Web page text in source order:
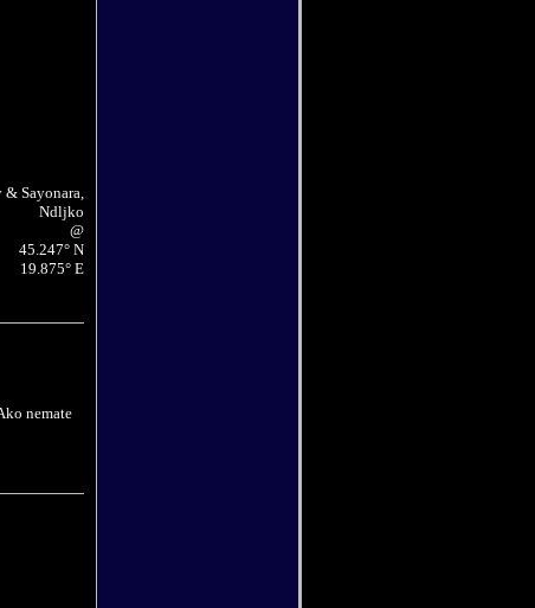
& Sayonara,
Ndljko
@
45.247° N
19.875° E
nemate